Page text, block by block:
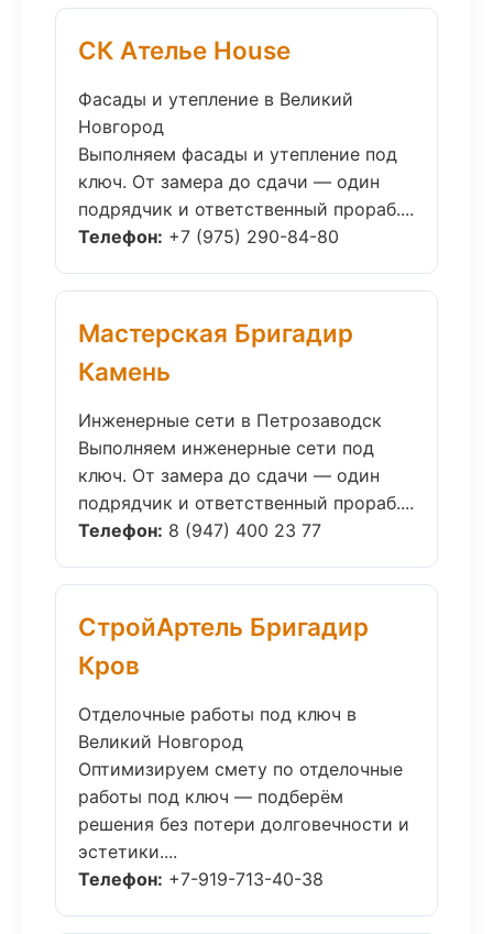
СК Ателье House
Фасады и утепление в Великий
Новгород
Выполняем фасады и утепление под
ключ. От замера до сдачи — один
подрядчик и ответственный прораб....
Телефон: +7 (975) 290-84-80
Мастерская Бригадир
Камень
Инженерные сети в Петрозаводск
Выполняем инженерные сети под
ключ. От замера до сдачи — один
подрядчик и ответственный прораб....
Телефон: 8 (947) 400 23 77
СтройАртель Бригадир
Кров
Отделочные работы под ключ в
Великий Новгород
Оптимизируем смету по отделочные
работы под ключ — подберём
решения без потери долговечности и
эстетики....
Телефон: +7-919-713-40-38